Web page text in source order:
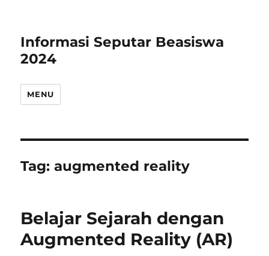
Informasi Seputar Beasiswa
2024
MENU
Tag:augmented reality
Belajar Sejarah dengan
Augmented Reality (AR)